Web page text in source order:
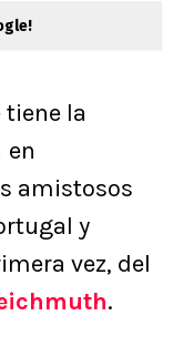
tiene la
en
amistosos
y
vez, del
.